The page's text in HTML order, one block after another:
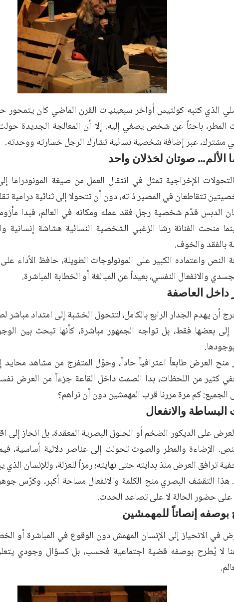
الذي كتبه كولتيس أواخر سبعينيات القرن الماضي كان
باحثاً عن شخص يصغي إليه. إلا أن المعالجة الجديدة
مشترك، عبر إضافة شخصية نسائية تشارك الرجل خسارته ووحدته.
الألم… صوتان لخذلان واحد
الإخراجية تمثل في انتقال العمل من صيغة المونودراما
تتقاطعان في المصير ذاته، دون أن تتحولا إلى ثنائية درامية
الدبس قدّم شخصية رجل فقد عمله ومكانه في العالم، فبدا
بينما منحت الفنانة رشا الزغبي الشخصية النسائية هشاشة
بالفقد والخوف.
النص واعتماده الكبير على المونولوجات الطويلة، حافظ الأداء
والانفعال النفسي، بعيداً عن المبالغة أو الخطابة المباشرة.
داخل العاصفة
أن يهدم الجدار الرابع بالكامل، لتتحول الخشبة إلى امتداد
بعضها فقط، بل تواجه الجمهور مباشرة، كأنها تبحث بين
منح العرض طابعاً اعترافياً حاداً، وحوّل المتفرج من مشاهد
كثير من اللحظات، بدا الصمت داخل القاعة جزءاً من العرض
الجميع: كم مرة مررنا قرب المهمشين دون أن نراهم؟
البساطة والانفعال
على الديكور الضخم أو الحلول البصرية المعقدة، بل انحاز
الإضاءة والمطر والصوت تحولت إلى عناصر دلالية أساسية،
ترافق العرض منذ بدايته حتى نهايته؛ رمزاً للعزلة، وللإنسان
التقشف البصري منح الكلمة والانفعال مساحة أكبر، وكرّس
على حضور الحالة لا على تصاعد الحدث.
إنصاتاً للمهمشين
في الانحياز إلى الإنسان المهمش دون الوقوع في المباشرة أو
لا يُطرح بوصفه قضية اجتماعية فحسب، بل كسؤال وجودي يتعلق